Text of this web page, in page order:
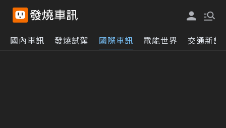
國內車訊 發燒試駕 國際車訊 電能世界 交通新訊